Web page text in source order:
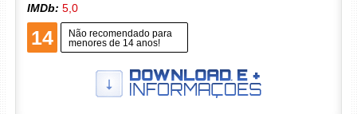
IMDb: 5,0
14
Não recomendado para
menores de 14 anos!